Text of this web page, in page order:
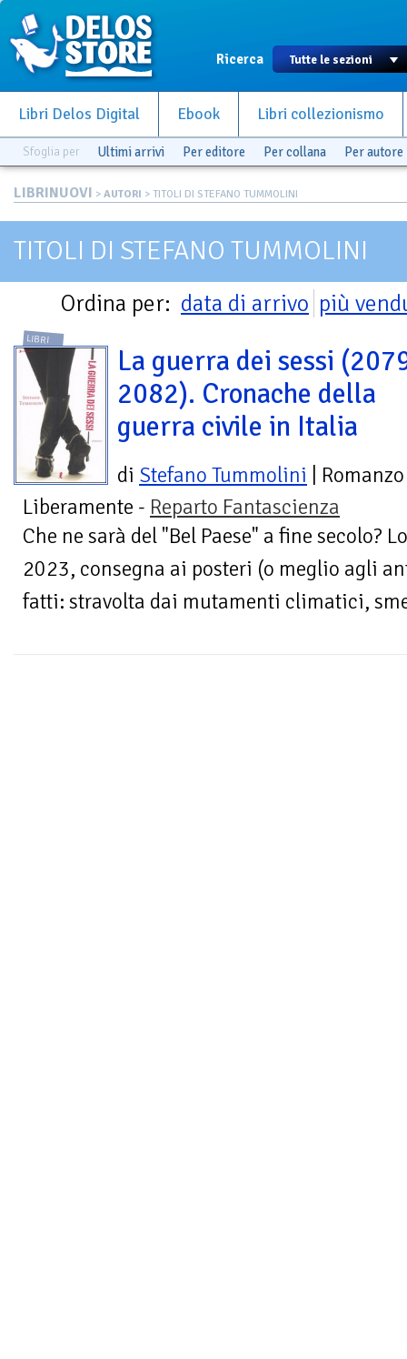
Ricerca
Libri Delos Digital Ebook Libri collezionismo
Sfoglia per Ultimi arrivi Per editore Per collana Per autore
LIBRINUOVI > AUTORI > TITOLI DI STEFANO TUMMOLINI
TITOLI DI STEFANO TUMMOLINI
Ordina per: data di arrivo più
LIBRI
La guerra dei sessi
2082). Cronache della
guerra civile in Italia
di Stefano Tummolini | Romanzo
Liberamente - Reparto Fantascienza
Che ne sarà del "Bel Paese" a fine secolo?
2023, consegna ai posteri (o meglio agli
fatti: stravolta dai mutamenti climatici,